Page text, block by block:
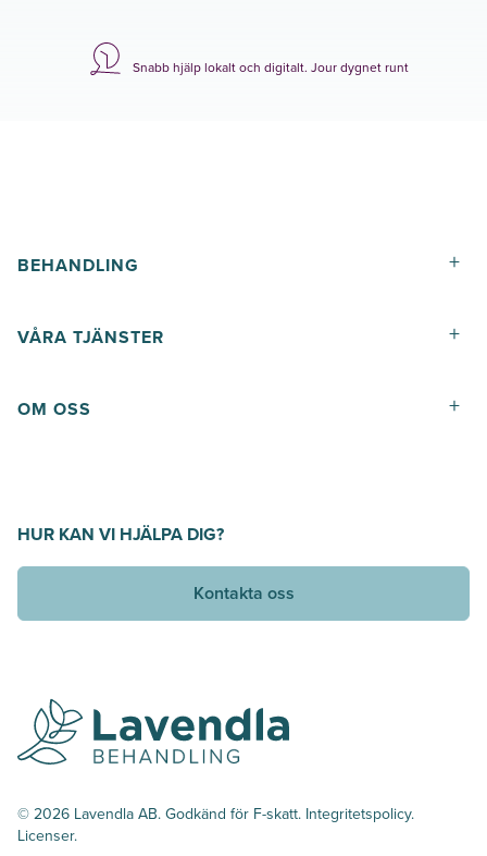
Snabb hjälp lokalt och digitalt. Jour dygnet runt
BEHANDLING +
VÅRA TJÄNSTER +
OM OSS +
HUR KAN VI HJÄLPA DIG?
Kontakta oss
© 2026 Lavendla AB. Godkänd för F-skatt. Integritetspolicy.
Licenser.